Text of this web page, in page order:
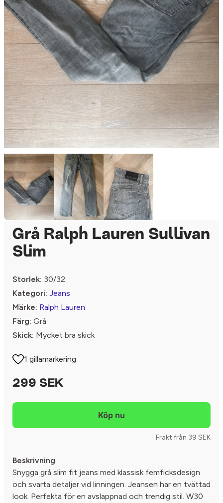
Grå Ralph Lauren Sullivan
Slim
Storlek: 30/32
Kategori: Jeans
Märke: Ralph Lauren
Färg: Grå
Skick: Mycket bra skick
1 gillamarkering
299 SEK
Frakt från 39 SEK
Beskrivning
Snygga grå slim fit jeans med klassisk femficksdesign
och svarta detaljer vid linningen. Jeansen har en tvättad
look. Perfekta för en avslappnad och trendig stil. W30